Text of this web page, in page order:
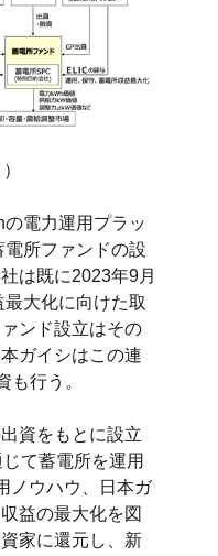
電力運用プラッ
電所ファンドの設
は既に2023年9月
大化に向けた取
ンド設立はその
ガイシはこの連
も行う。
資をもとに設立
て蓄電所を運用
ノウハウ、日本ガ
益の最大化を図
家に還元し、新